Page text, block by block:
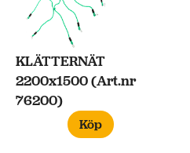
KLÄTTERNÄT
2200x1500 (Art.nr
76200)
Köp